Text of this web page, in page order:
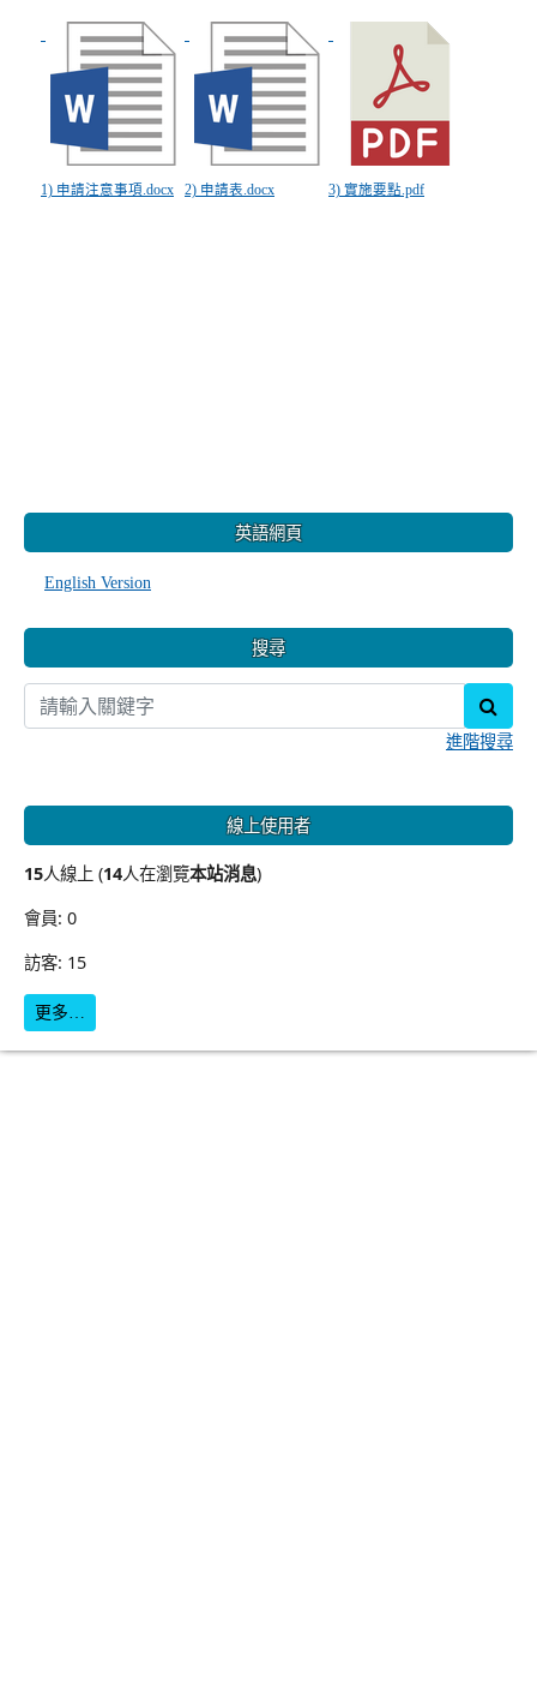
1) 申請注意事項.docx 2) 申請表.docx 3) 實施要點.pdf
英語網頁
English Version
搜尋
進階搜尋
線上使用者
15人線上 (14人在瀏覽本站消息)
會員: 0
訪客: 15
更多…